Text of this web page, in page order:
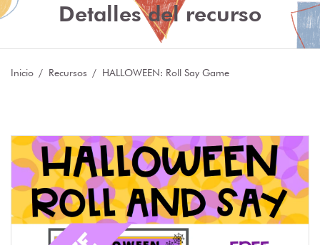
Detalles del recurso
Inicio Recursos HALLOWEEN: Roll Say Game